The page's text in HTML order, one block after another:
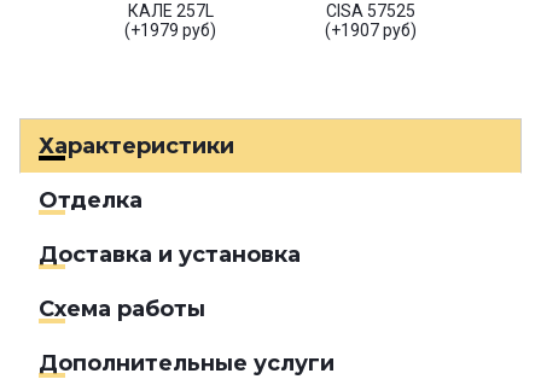
КАЛЕ 257L
(+1979 руб)
CISA 57525
(+1907 руб)
Характеристики
Отделка
Доставка и установка
Схема работы
Дополнительные услуги